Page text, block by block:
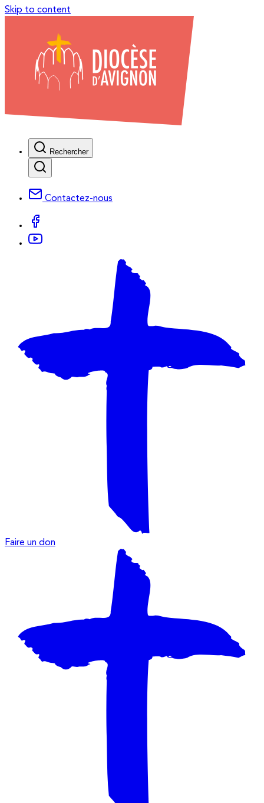
Skip to content
Rechercher
Contactez-nous
Faire un don